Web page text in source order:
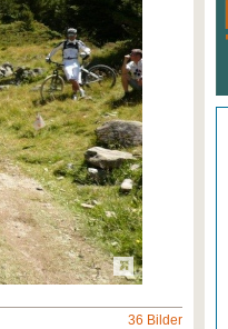
36 Bilder